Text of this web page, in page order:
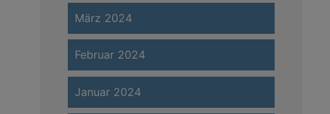
März 2024
Februar 2024
Januar 2024